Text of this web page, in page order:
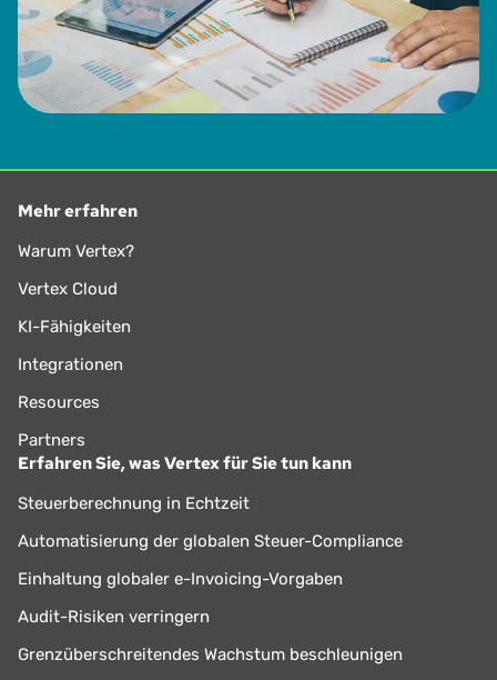
Bachelor of Science in Business Administration von der
Creighton University. Er ist Teilzeitdozent für Recht im
Master-of-Law-Programm an der University of Washington
School of Law. Herr Bernard war außerdem fast 25 Jahre
Institute (TEI).
Mehr erfahren
Warum Vertex?
Vertex Cloud
KI-Fähigkeiten
Integrationen
Resources
Partners
Erfahren Sie, was Vertex für Sie tun kann
Steuerberechnung in Echtzeit
Automatisierung der globalen Steuer-Compliance
Einhaltung globaler e-Invoicing-Vorgaben
Audit-Risiken verringern
Grenzüberschreitendes Wachstum beschleunigen